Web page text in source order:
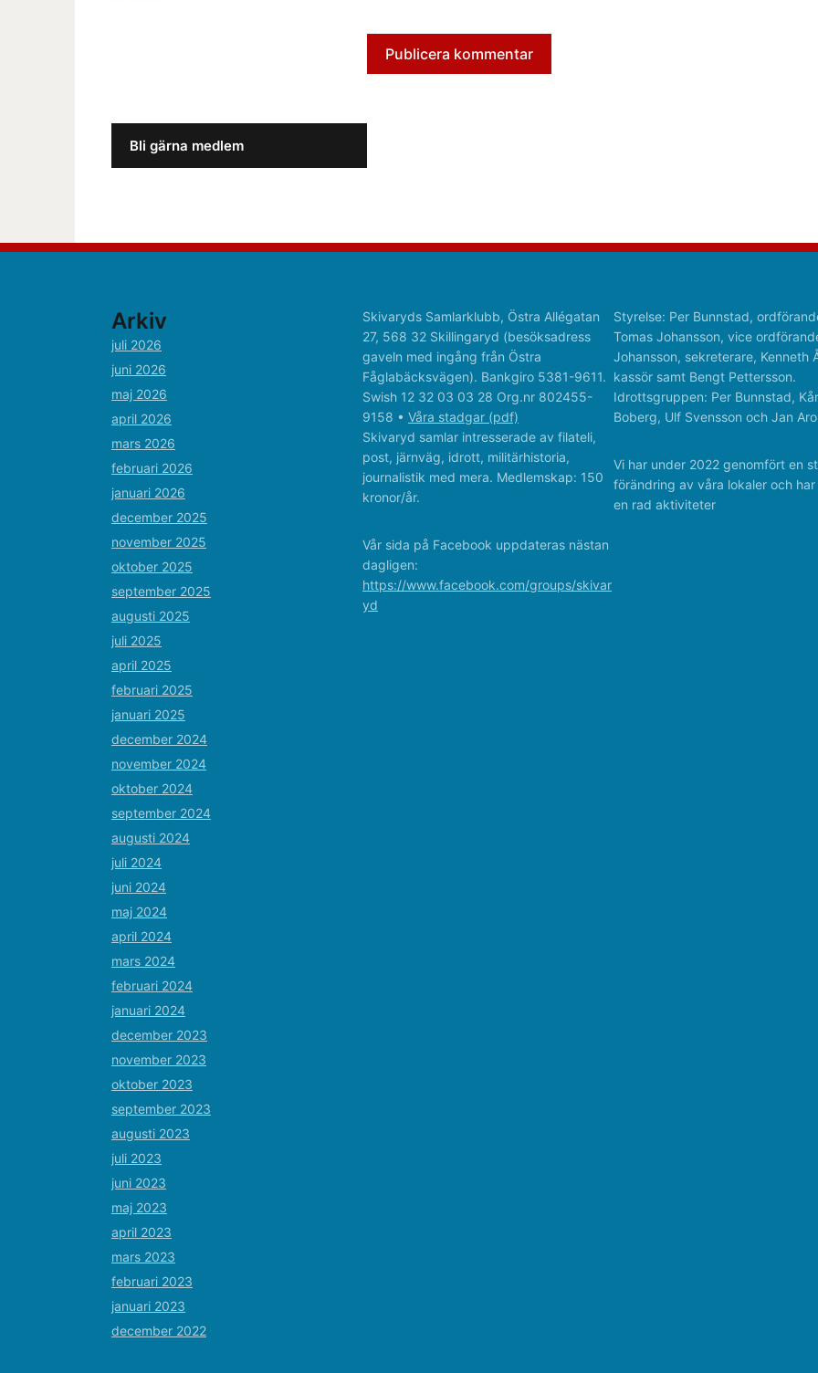
Bli gärna medlem
Arkiv
juli 2026
juni 2026
maj 2026
april 2026
mars 2026
februari 2026
januari 2026
december 2025
november 2025
oktober 2025
september 2025
augusti 2025
juli 2025
april 2025
februari 2025
januari 2025
december 2024
november 2024
oktober 2024
september 2024
augusti 2024
juli 2024
juni 2024
maj 2024
april 2024
mars 2024
februari 2024
januari 2024
december 2023
november 2023
oktober 2023
september 2023
augusti 2023
juli 2023
juni 2023
maj 2023
april 2023
mars 2023
februari 2023
januari 2023
december 2022
Skivaryds Samlarklubb, Östra Allégatan
27, 568 32 Skillingaryd (besöksadress
gaveln med ingång från Östra
Fåglabäcksvägen). Bankgiro 5381-9611.
Swish 12 32 03 03 28 Org.nr 802455-
9158 • Våra stadgar (pdf)
Skivaryd samlar intresserade av filateli,
post, järnväg, idrott, militärhistoria,
journalistik med mera. Medlemskap: 150
kronor/år.
Vår sida på Facebook uppdateras nästan
dagligen:
https://www.facebook.com/groups/skivar
yd
Styrelse: Per Bunnstad,
Tomas Johansson, vice
Johansson, sekreterare, Kenneth
kassör samt Bengt Pettersson.
Idrottsgruppen: Per Bunnstad,
Boberg, Ulf Svensson och Jan
Vi har under 2022 genomfört en
förändring av våra lokaler och har
en rad aktiviteter